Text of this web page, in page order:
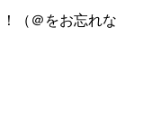
（＠をお忘れな